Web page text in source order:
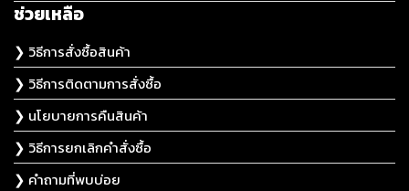
ช่วยเหลือ
❯ วิธีการสั่งซื้อสินค้า
❯ วิธีการติดตามการสั่งซื้อ
❯ นโยบายการคืนสินค้า
❯ วิธีการยกเลิกคำสั่งซื้อ
❯ คำถามที่พบบ่อย